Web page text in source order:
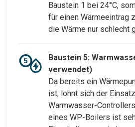
Baustein 1 bei 24°C,
für einen Wärmeeintrag
die Wärme nur schlecht
Baustein 5:
verwendet)
Da bereits ein
ist, lohnt sich der
Warmwasser-
eines WP-Boilers ist